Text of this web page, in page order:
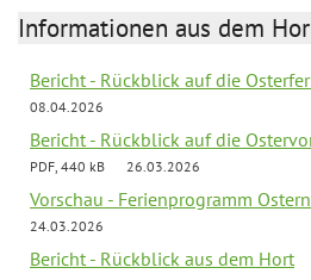
Informationen aus dem
Bericht - Rückblick auf die
08.04.2026
Bericht - Rückblick auf die
PDF, 440 kB 26.03.2026
Vorschau - Ferienprogramm
24.03.2026
Bericht - Rückblick aus dem Hort